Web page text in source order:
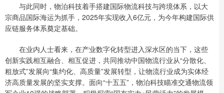
与此同时，物泊科技着手搭建国际物流科技与跨境体系，以大
宗商品国际海运为抓手，2025年实现收入6亿元，为今年构建国际供
应链服务体系奠定基础。
在业内人士看来，在产业数字化转型进入深水区的当下，这些
创新实践相互融合、相互促进，共同推动中国物流行业从“分散化、
粗放式”发展向“集约化、高质量”发展转型，让物流行业成为实体经
济高质量发展的坚实支撑。面向“十五五”，物泊科技瞄准交通物流领